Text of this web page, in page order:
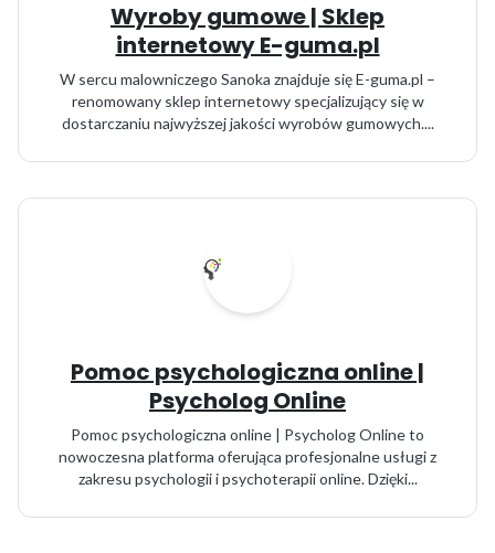
Wyroby gumowe | Sklep
internetowy E-guma.pl
W sercu malowniczego Sanoka znajduje się E-guma.pl –
renomowany sklep internetowy specjalizujący się w
dostarczaniu najwyższej jakości wyrobów gumowych....
Pomoc psychologiczna online |
Psycholog Online
Pomoc psychologiczna online | Psycholog Online to
nowoczesna platforma oferująca profesjonalne usługi z
zakresu psychologii i psychoterapii online. Dzięki...